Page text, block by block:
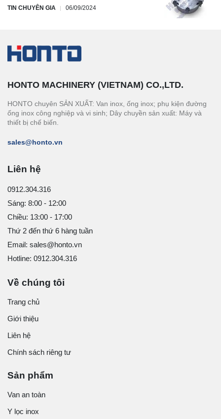
TIN CHUYÊN GIA 06/09/2024
HONTO MACHINERY (VIETNAM) CO.,LTD.
HONTO chuyên SẢN XUẤT: Van inox, ống inox; phụ kiện đường
ống inox công nghiệp và vi sinh; Dây chuyền sản xuất: Máy và
thiết bị chế biến.
sales@honto.vn
Liên hệ
0912.304.316
Sáng: 8:00 - 12:00
Chiều: 13:00 - 17:00
Thứ 2 đến thứ 6 hàng tuần
Email: sales@honto.vn
Hotline: 0912.304.316
Về chúng tôi
Trang chủ
Giới thiệu
Liên hệ
Chính sách riêng tư
Sản phẩm
Van an toàn
Y lọc inox